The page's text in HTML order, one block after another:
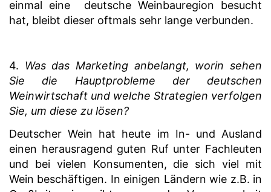
einmal eine deutsche Weinbauregion besucht
hat, bleibt dieser oftmals sehr lange verbunden.
4. Was das Marketing anbelangt, worin sehen
Sie die Hauptprobleme der deutschen
Weinwirtschaft und welche Strategien verfolgen
Sie, um diese zu lösen?
Deutscher Wein hat heute im In- und Ausland
einen herausragend guten Ruf unter Fachleuten
und bei vielen Konsumenten, die sich viel mit
Wein beschäftigen. In einigen Ländern wie z.B. in